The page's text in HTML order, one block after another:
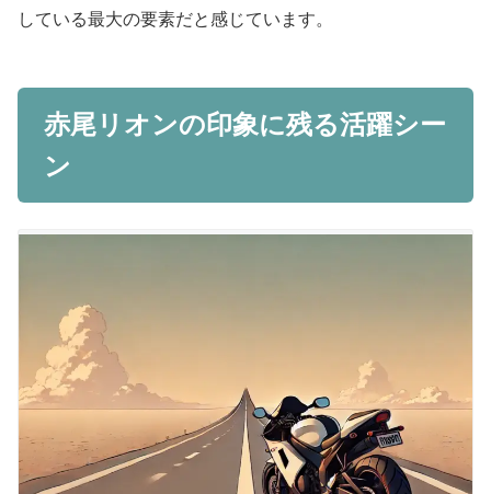
している最大の要素だと感じています。
赤尾リオンの印象に残る活躍シー
ン